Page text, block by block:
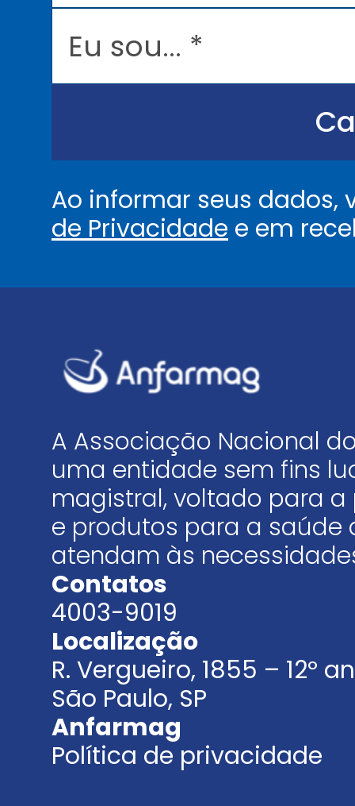
lE
.
Ao informar seus
de Privacidade e em
A Associação Nacional
uma entidade sem fins
magistral, voltado para
e produtos para a saúde
atendam às
Contatos
4003-9019
Localização
R. Vergueiro, 1855 – 12º
São Paulo, SP
Anfarmag
Política de privacidade